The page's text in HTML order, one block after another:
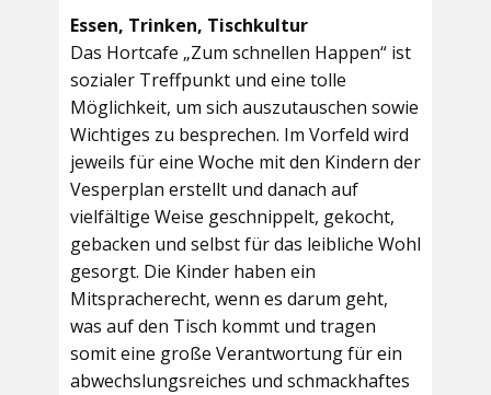
Essen, Trinken, Tischkultur
Das Hortcafe „Zum schnellen Happen“ ist
sozialer Treffpunkt und eine tolle
Möglichkeit, um sich auszutauschen sowie
Wichtiges zu besprechen. Im Vorfeld wird
jeweils für eine Woche mit den Kindern der
Vesperplan erstellt und danach auf
vielfältige Weise geschnippelt, gekocht,
gebacken und selbst für das leibliche Wohl
gesorgt. Die Kinder haben ein
Mitspracherecht, wenn es darum geht,
was auf den Tisch kommt und tragen
somit eine große Verantwortung für ein
abwechslungsreiches und schmackhaftes